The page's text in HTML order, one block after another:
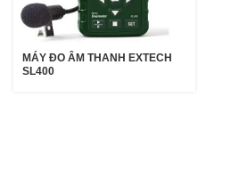
MÁY ĐO ÂM THANH EXTECH
SL400